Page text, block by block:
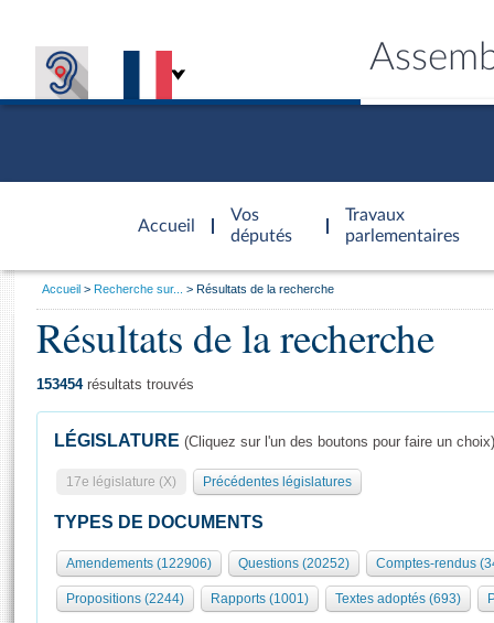
Accueil
d'accueil
Vos
députés
Travaux
parlementaires
Présidence
577 députés
Groupes politiques
Séance publique
Commissions et autres organes
Europe et International
Général
Rôle et pouvoirs de l'Assemblée
Organisation de l'Assemblée
Présidence Conférence des Présidents Bureau Collège des
Visiter l'Assemblée
Visite virtuelle du palais Bourbon
Assister à une séance
Vous
Accueil Recherche sur... Résultats de la recherche
Résultats de la recherche
153454résultats trouvés
LÉGISLATURE (Cliquez sur l'un des boutons pour faire un choix)
17e législature (X) Précédentes législatures
TYPES DE DOCUMENTS
Amendements (122906) Questions (20252) Comptes-rendus
Propositions (2244) Rapports (1001) Textes adoptés (693)